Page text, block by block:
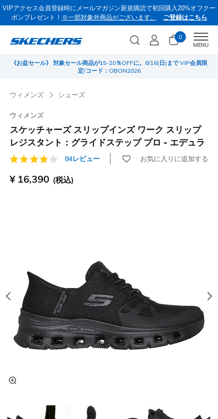
VIPアクセス会員登録時にメールマガジン新規購読で初回購入20%オフクー
ポンプレゼント！ ※一部対象外商品がございます。 ご登録はこちら
0
MENU
《お盆セール》 対象セール商品が15-20％OFFに。8/16(日)まで VIP会員限
定/コード：OBON2026
ウィメンズ シューズ
ウィメンズ
スケッチャーズ スリップインズ ワーク スリップ
レジスタント：グライドステップ プロ - エデュラ
顧客評価3.9/5件84レビュー お気に入りに追加する
¥ 16,390 (税込)